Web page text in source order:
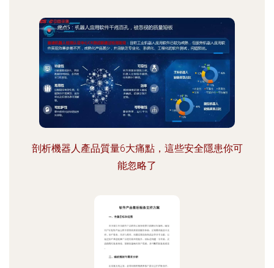
剖析機器人產品質量6大痛點，這些安全隱患你可
能忽略了